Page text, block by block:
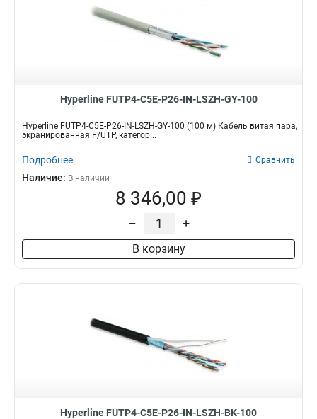
Hyperline FUTP4-C5E-P26-IN-LSZH-GY-100
Hyperline FUTP4-C5E-P26-IN-LSZH-GY-100 (100 м) Кабель витая пара,
экранированная F/UTP, категор...
Подробнее Сравнить
Наличие: В наличии
8 346,00 ₽
– +
В корзину
Hyperline FUTP4-C5E-P26-IN-LSZH-BK-100